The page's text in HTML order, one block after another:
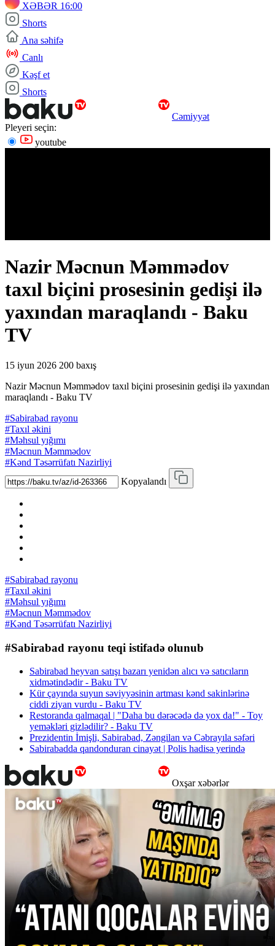
XƏBƏR 16:00
Shorts
Ana səhifə
Canlı
Kəşf et
Shorts
Cəmiyyət
Pleyeri seçin:
youtube
Nazir Məcnun Məmmədov
taxıl biçini prosesinin gedişi ilə
yaxından maraqlandı - Baku
TV
15 iyun 2026 200 baxış
Nazir Məcnun Məmmədov taxıl biçini prosesinin gedişi ilə yaxından
maraqlandı - Baku TV
#Sabirabad rayonu
#Taxıl əkini
#Məhsul yığımı
#Məcnun Məmmədov
#Kənd Təsərrüfatı Nazirliyi
Kopyalandı
#Sabirabad rayonu
#Taxıl əkini
#Məhsul yığımı
#Məcnun Məmmədov
#Kənd Təsərrüfatı Nazirliyi
#Sabirabad rayonu teqi istifadə olunub
Sabirabad heyvan satışı bazarı yenidən alıcı və satıcıların
xidmətindədir - Baku TV
Kür çayında suyun səviyyəsinin artması kənd sakinlərinə
ciddi ziyan vurdu - Baku TV
Restoranda qalmaqal | "Daha bu dərəcədə də yox da!" - Toy
yeməkləri gizlədilir? - Baku TV
Prezidentin İmişli, Sabirabad, Zəngilan və Cəbrayıla səfəri
Sabirabadda qandonduran cinayət | Polis hadisə yerində
Oxşar xəbərlər